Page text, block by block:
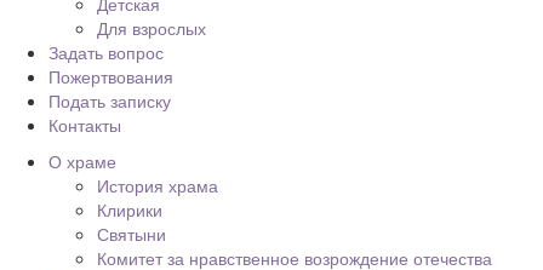
Для взрослых
Задать вопрос
Пожертвования
Подать записку
Контакты
О храме
История храма
Клирики
Святыни
Комитет за нравственное возрождение отечества